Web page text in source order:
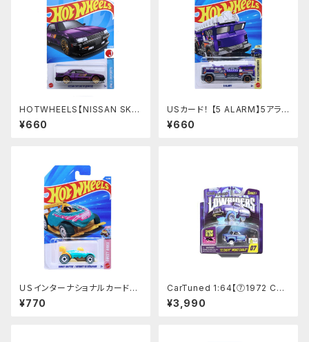
HOTWHEELS【NISSAN SKY
LINE RS（KDR30）】パープル
¥660
USカード！ 【5 ALARM】5アラ
ーム
¥660
ＵＳインターナショナルカード
【DONUT DRIFTER/BEIGNE
T DE DERAPAGE】ドーナツド
¥770
CarTuned 1:64【⑦1972 Che
vy Monte Carlo】 Lowriders
SHOW GLOW Series 1 カー
¥3,990